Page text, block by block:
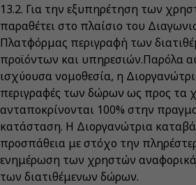
13.2. Για την εξυπηρέτηση των
παραθέτει στο πλαίσιο του
Πλατφόρμας περιγραφή των
προϊόντων και υπηρεσιών.Παρόλα
ισχύουσα νομοθεσία, η
περιγραφές των δώρων ως προς τα
ανταποκρίνονται 100% στην
κατάσταση. Η Διοργανώτρια
προσπάθεια με στόχο την
ενημέρωση των χρηστών
των διατιθέμενων δώρων.